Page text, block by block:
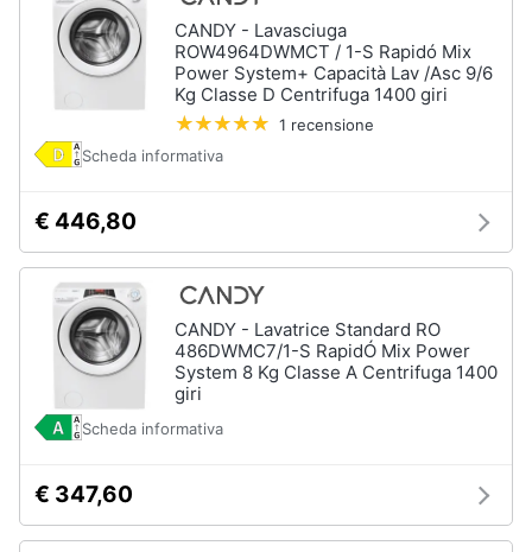
CANDY - Lavasciuga
ROW4964DWMCT / 1-S Rapidó Mix
Power System+ Capacità Lav /Asc 9/6
Kg Classe D Centrifuga 1400 giri
1 recensione
Scheda informativa
€ 446,80
CANDY - Lavatrice Standard RO
486DWMC7/1-S RapidÓ Mix Power
System 8 Kg Classe A Centrifuga 1400
giri
Scheda informativa
€ 347,60